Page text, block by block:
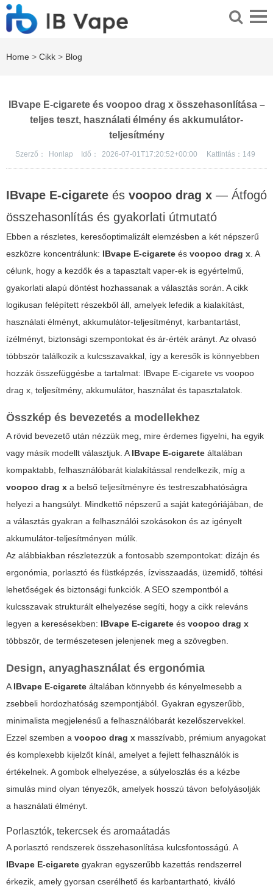
Home > Cikk > Blog
IBvape E-cigarete és voopoo drag x összehasonlítása –
teljes teszt, használati élmény és akkumulátor-
teljesítmény
Szerző： Honlap Idő： 2026-07-01T17:20:52+00:00 Kattintás： 149
IBvape E-cigarete és voopoo drag x — Átfogó
összehasonlítás és gyakorlati útmutató
Ebben a részletes, keresőoptimalizált elemzésben a két népszerű
eszközre koncentrálunk: IBvape E-cigarete és voopoo drag x. A
célunk, hogy a kezdők és a tapasztalt vaper-ek is egyértelmű,
gyakorlati alapú döntést hozhassanak a választás során. A cikk
logikusan felépített részekből áll, amelyek lefedik a kialakítást,
használati élményt, akkumulátor-teljesítményt, karbantartást,
ízélményt, biztonsági szempontokat és ár-érték arányt. Az olvasó
többször találkozik a kulcsszavakkal, így a keresők is könnyebben
hozzák összefüggésbe a tartalmat: IBvape E-cigarete vs voopoo
drag x, teljesítmény, akkumulátor, használat és tapasztalatok.
Összkép és bevezetés a modellekhez
A rövid bevezető után nézzük meg, mire érdemes figyelni, ha egyik
vagy másik modellt választjuk. AIBvape E-cigarete általában
kompaktabb, felhasználóbarát kialakítással rendelkezik, míg a
voopoo drag x a belső teljesítményre és testreszabhatóságra
helyezi a hangsúlyt. Mindkettő népszerű a saját kategóriájában, de
a választás gyakran a felhasználói szokásokon és az igényelt
akkumulátor-teljesítményen múlik.
Az alábbiakban részletezzük a fontosabb szempontokat: dizájn és
ergonómia, porlasztó és füstképzés, ízvisszaadás, üzemidő, töltési
lehetőségek és biztonsági funkciók. A SEO szempontból a
kulcsszavak strukturált elhelyezése segíti, hogy a cikk releváns
legyen a keresésekben: IBvape E-cigarete és voopoo drag x
többször, de természetesen jelenjenek meg a szövegben.
Design, anyaghasználat és ergonómia
AIBvape E-cigarete általában könnyebb és kényelmesebb a
zsebbeli hordozhatóság szempontjából. Gyakran egyszerűbb,
minimalista megjelenésű a felhasználóbarát kezelőszervekkel.
Ezzel szemben a voopoo drag x masszívabb, prémium anyagokat
és komplexebb kijelzőt kínál, amelyet a fejlett felhasználók is
értékelnek. A gombok elhelyezése, a súlyeloszlás és a kézbe
simulás mind olyan tényezők, amelyek hosszú távon befolyásolják
a használati élményt.
Porlasztók, tekercsek és aromaátadás
A porlasztó rendszerek összehasonlítása kulcsfontosságú. A
IBvape E-cigarete gyakran egyszerűbb kazettás rendszerrel
érkezik, amely gyorsan cserélhető és karbantartható, kiváló